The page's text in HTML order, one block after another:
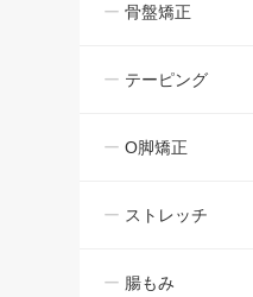
骨盤矯正
テーピング
O脚矯正
ストレッチ
腸もみ